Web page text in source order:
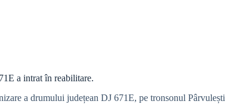
a intrat în reabilitare.
a drumului județean DJ 671E, pe tronsonul Pârvulești